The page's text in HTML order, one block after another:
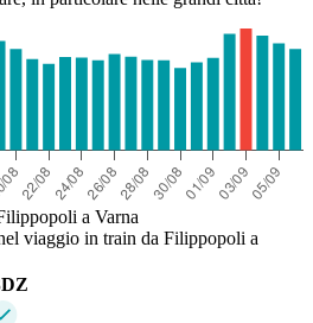
a Varna
viaggio in train da Filippopoli a